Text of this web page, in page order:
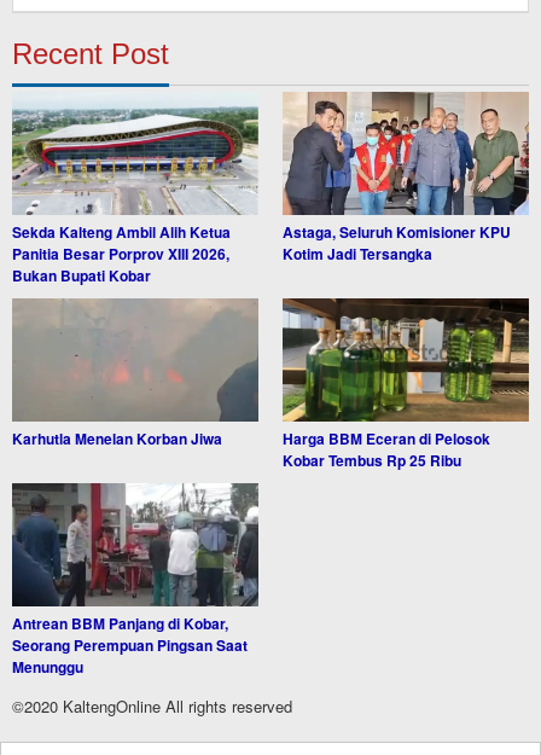
kaltengonline.com
Recent Post
Sekda Kalteng Ambil Alih Ketua
Panitia Besar Porprov XIII 2026,
Bukan Bupati Kobar
Astaga, Seluruh Komisioner KPU
Kotim Jadi Tersangka
Karhutla Menelan Korban Jiwa
Harga BBM Eceran di Pelosok
Kobar Tembus Rp 25 Ribu
Antrean BBM Panjang di Kobar,
Seorang Perempuan Pingsan Saat
Menunggu
©2020 KaltengOnline All rights reserved